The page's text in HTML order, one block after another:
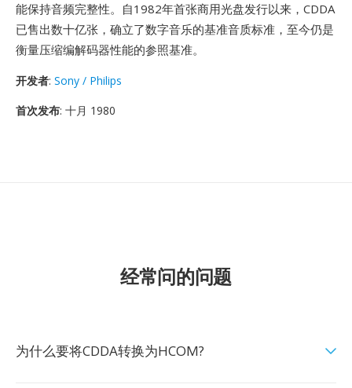
能保持音频完整性。自1982年首张商用光盘发行以来，CDDA
已售出数十亿张，确立了数字音乐的基准音质标准，至今仍是
衡量压缩编解码器性能的参照基准。
开发者: Sony / Philips
首次发布: 十月 1980
经常问的问题
为什么要将CDDA转换为HCOM?